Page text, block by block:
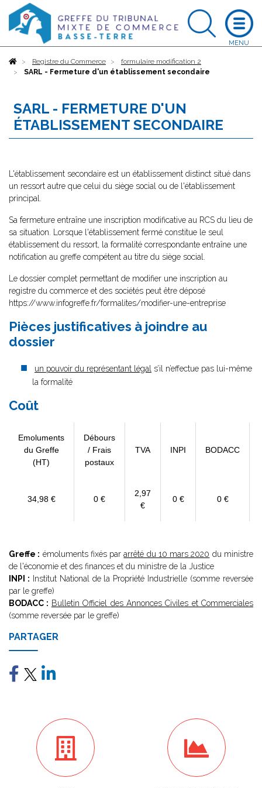
AccueilRegistre du Commerce
formulaire modification 2
SARL - Fermeture d'un établissement secondaire
SARL - FERMETURE D'UN
ÉTABLISSEMENT SECONDAIRE
L'établissement secondaire est un établissement distinct situé dans
un ressort autre que celui du siège social ou de l'établissement
principal.
Sa fermeture entraîne une inscription modificative au RCS du lieu de
sa situation. Lorsque l'établissement fermé constitue le seul
établissement du ressort, la formalité correspondante entraîne une
notification au greffe compétent au titre du siège social.
Le dossier complet permettant de modifier une inscription au
registre du commerce et des sociétés peut être déposé
https://www.infogreffe.fr/formalites/modifier-une-entreprise
Pièces justificatives à joindre au
dossier
un pouvoir du représentant légal s’il n’effectue pas lui-même
la formalité
Coût
Emoluments
du Greffe
(HT)
Débours
/ Frais
postaux
TVA INPI BODACC
34,98 € 0 €
2,97
€
0 € 0 €
Greffe : émoluments fixés pararrêté du 10 mars 2020 du ministre
de l'économie et des finances et du ministre de la Justice
INPI : Institut National de la Propriété Industrielle (somme reversée
par le greffe)
BODACC : Bulletin Officiel des Annonces Civiles et Commerciales
(somme reversée par le greffe)
PARTAGER